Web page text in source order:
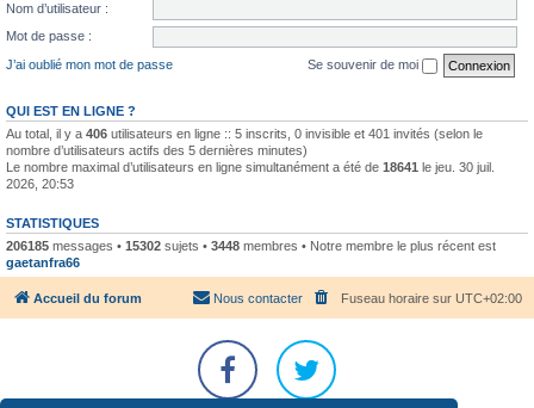
Nom d’utilisateur :
Mot de passe :
J’ai oublié mon mot de passe
Se souvenir de moi
QUI EST EN LIGNE ?
Au total, il y a 406 utilisateurs en ligne :: 5 inscrits, 0 invisible et 401 invités (selon le
nombre d’utilisateurs actifs des 5 dernières minutes)
Le nombre maximal d’utilisateurs en ligne simultanément a été de 18641 le jeu. 30 juil.
2026, 20:53
STATISTIQUES
206185 messages • 15302 sujets • 3448 membres • Notre membre le plus récent est
gaetanfra66
Accueil du forum Fuseau horaire sur UTC+02:00
Nous contacter